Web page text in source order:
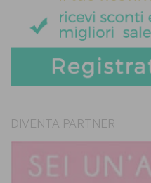
DIVENTA PARTNER